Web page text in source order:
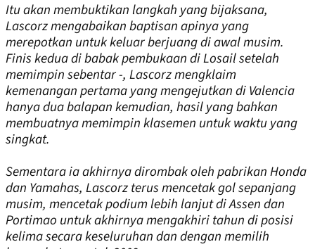
Itu akan membuktikan langkah yang bijaksana,
Lascorz mengabaikan baptisan apinya yang
merepotkan untuk keluar berjuang di awal musim.
Finis kedua di babak pembukaan di Losail setelah
memimpin sebentar -, Lascorz mengklaim
kemenangan pertama yang mengejutkan di Valencia
hanya dua balapan kemudian, hasil yang bahkan
membuatnya memimpin klasemen untuk waktu yang
singkat.
Sementara ia akhirnya dirombak oleh pabrikan Honda
dan Yamahas, Lascorz terus mencetak gol sepanjang
musim, mencetak podium lebih lanjut di Assen dan
Portimao untuk akhirnya mengakhiri tahun di posisi
kelima secara keseluruhan dan dengan memilih